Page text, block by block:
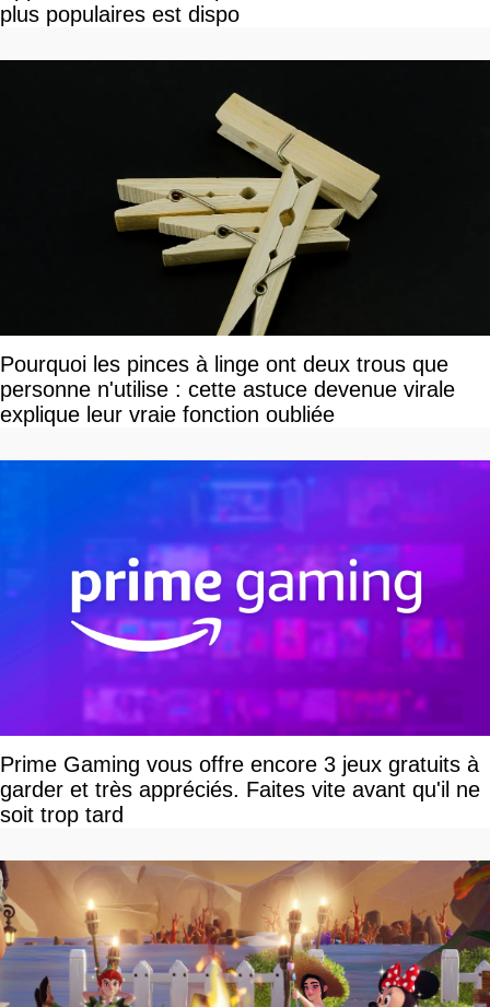
plus populaires est dispo
Pourquoi les pinces à linge ont deux trous que
personne n'utilise : cette astuce devenue virale
explique leur vraie fonction oubliée
Prime Gaming vous offre encore 3 jeux gratuits à
garder et très appréciés. Faites vite avant qu'il ne
soit trop tard